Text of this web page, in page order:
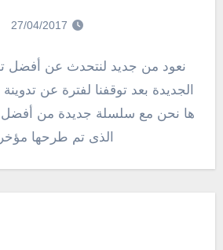
27/04/2017
نعود من جديد لنتحدث عن أفضل
الجديدة بعد توقفنا لفترة عن
ها نحن مع سلسلة جديدة من أفضل
الذى تم طرحها